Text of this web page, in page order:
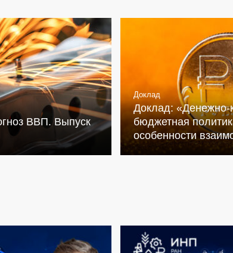
ВВП. Выпуск
Доклад
Доклад: «Денежно-
бюджетная
особенности